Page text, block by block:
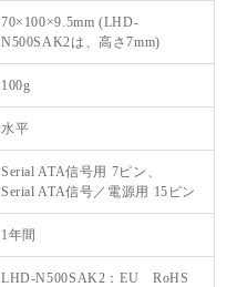
70×100×9.5mm (LHD-
N500SAK2は、高さ7mm)
100g
水平
Serial ATA信号用 7ピン、
Serial ATA信号／電源用 15ピン
1年間
LHD-N500SAK2：EU RoHS